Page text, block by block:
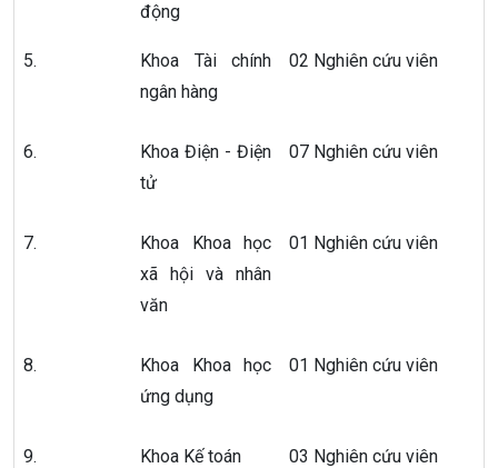
động
5.
Khoa Tài chính
ngân hàng
02 Nghiên cứu viên
6.
Khoa Điện - Điện
tử
07 Nghiên cứu viên
7.
Khoa Khoa học
xã hội và nhân
văn
01 Nghiên cứu viên
8.
Khoa Khoa học
ứng dụng
01 Nghiên cứu viên
9. Khoa Kế toán 03 Nghiên cứu viên